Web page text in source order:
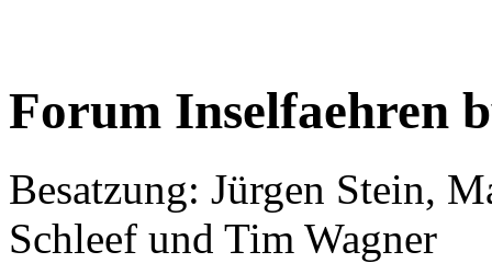
Forum Inselfaehren
Besatzung: Jürgen Stein,
Schleef und Tim Wagner